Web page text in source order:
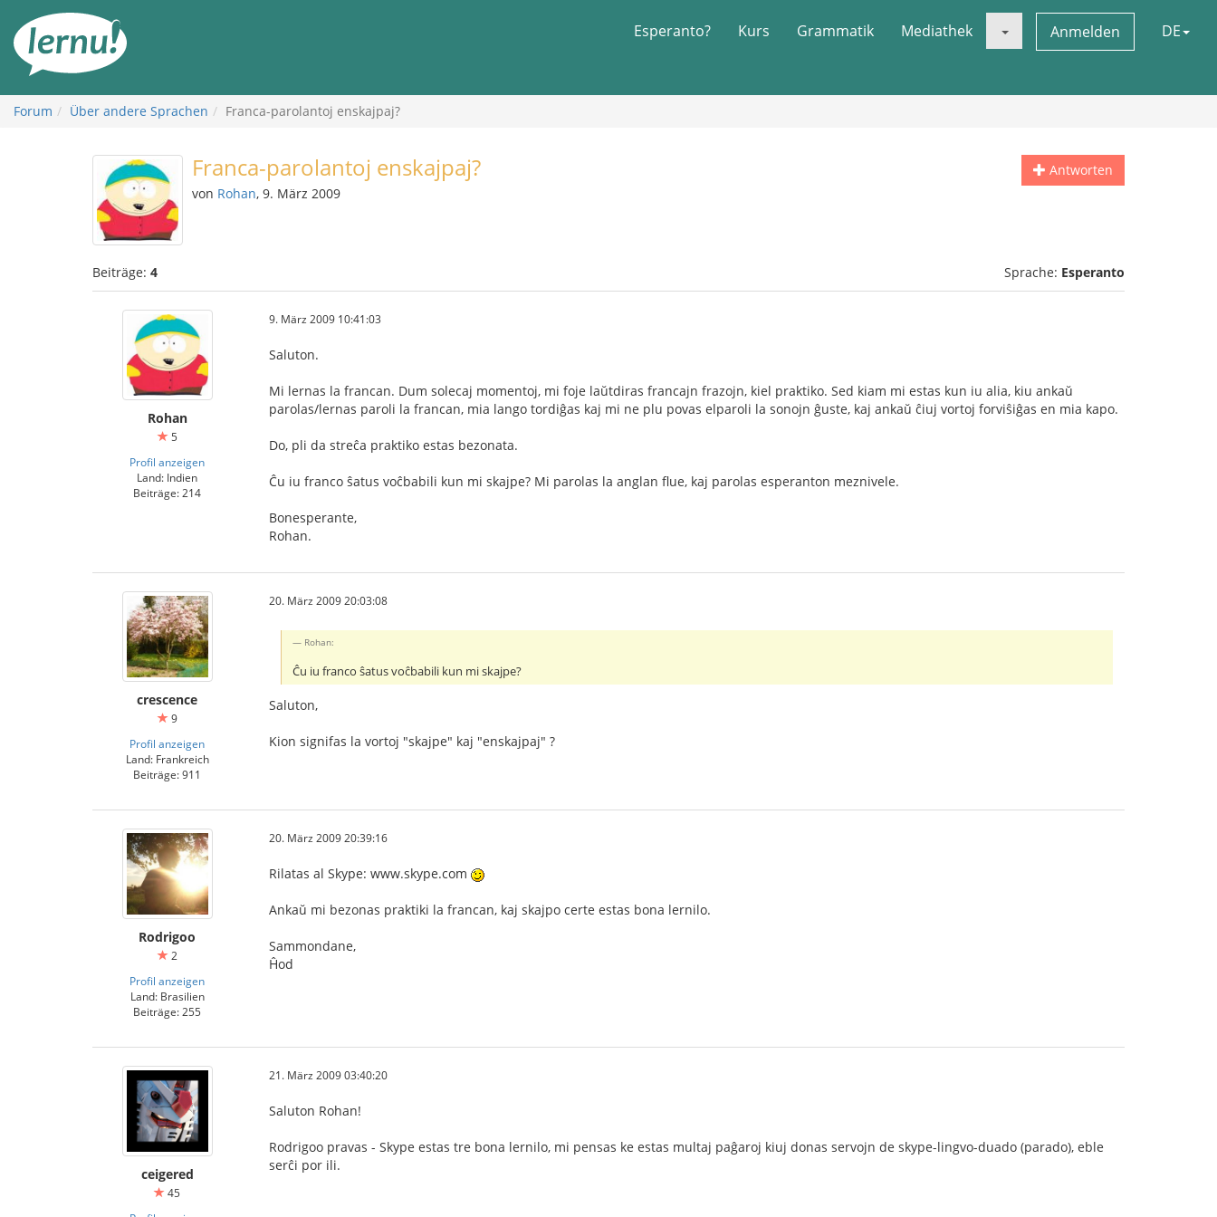
Inhalt
Esperanto? Kurs Grammatik Mediathek Anmelden DE
Forum Über andere Sprachen Franca-parolantoj enskajpaj?
Antworten
Franca-parolantoj enskajpaj?
von Rohan, 9. März 2009
Beiträge: 4 Sprache: Esperanto
Rohan
5
Profil anzeigen
Land: Indien
Beiträge: 214
9. März 2009 10:41:03
Saluton.
Mi lernas la francan. Dum solecaj momentoj, mi foje laŭtdiras francajn frazojn, kiel praktiko. Sed kiam mi estas kun iu alia, kiu ankaŭ
parolas/lernas paroli la francan, mia lango tordiĝas kaj mi ne plu povas elparoli la sonojn ĝuste, kaj ankaŭ ĉiuj vortoj forviŝiĝas en mia kapo.
Do, pli da streĉa praktiko estas bezonata.
Ĉu iu franco ŝatus voĉbabili kun mi skajpe? Mi parolas la anglan flue, kaj parolas esperanton meznivele.
Bonesperante,
Rohan.
crescence
9
Profil anzeigen
Land: Frankreich
Beiträge: 911
20. März 2009 20:03:08
Rohan:
Ĉu iu franco ŝatus voĉbabili kun mi skajpe?
Saluton,
Kion signifas la vortoj "skajpe" kaj "enskajpaj" ?
Rodrigoo
2
Profil anzeigen
Land: Brasilien
Beiträge: 255
20. März 2009 20:39:16
Rilatas al Skype: www.skype.com
Ankaŭ mi bezonas praktiki la francan, kaj skajpo certe estas bona lernilo.
Sammondane,
Ĥod
ceigered
45
21. März 2009 03:40:20
Saluton Rohan!
Rodrigoo pravas - Skype estas tre bona lernilo, mi pensas ke estas multaj paĝaroj kiuj donas servojn de skype-lingvo-duado (parado), eble
serĉi por ili.